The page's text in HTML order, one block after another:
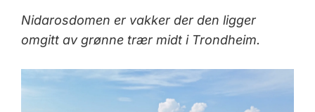
Nidarosdomen er vakker der den ligger
omgitt av grønne trær midt i Trondheim.